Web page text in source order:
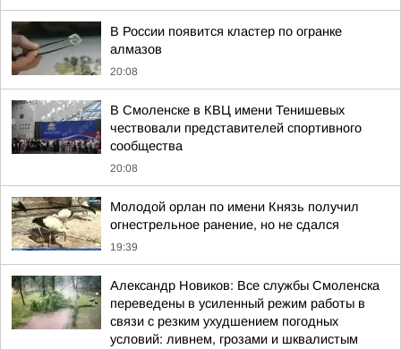
В России появится кластер по огранке
алмазов
20:08
В Смоленске в КВЦ имени Тенишевых
чествовали представителей спортивного
сообщества
20:08
Молодой орлан по имени Князь получил
огнестрельное ранение, но не сдался
19:39
Александр Новиков: Все службы Смоленска
переведены в усиленный режим работы в
связи с резким ухудшением погодных
условий: ливнем, грозами и шквалистым